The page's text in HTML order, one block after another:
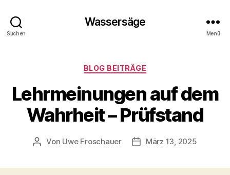
Suchen
Wassersäge
Menü
Kategorien
BLOG BEITRÄGE
Lehrmeinungen auf dem
Wahrheit – Prüfstand
Beitragsautor
Von Uwe Froschauer Beitragsdatum
März 13, 2025